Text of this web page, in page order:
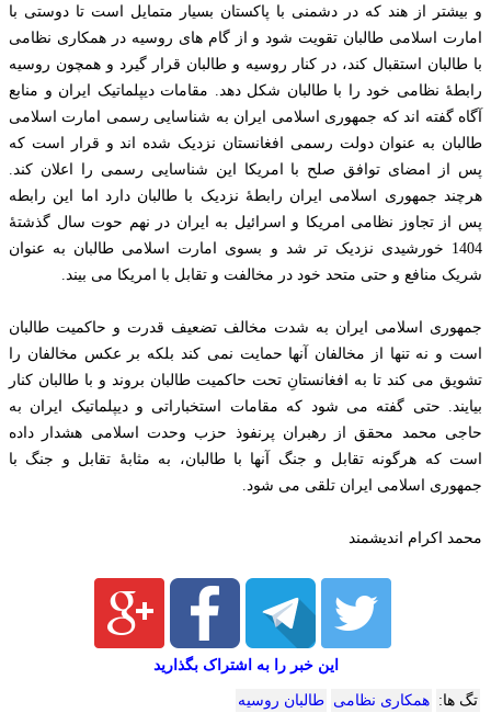
و بیشتر از هند که در دشمنی با پاکستان بسیار متمایل است تا دوستی با
امارت اسلامی طالبان تقویت شود و از گام های روسیه در همکاری نظامی
با طالبان استقبال کند، در کنار روسیه و طالبان قرار گیرد و همچون روسیه
رابطۀ نظامی خود را با طالبان شکل دهد. مقامات دیپلماتیک ایران و منابع
آگاه گفته اند که جمهوری اسلامی ایران به شناسایی رسمی امارت اسلامی
طالبان به عنوان دولت رسمی افغانستان نزدیک شده اند و قرار است که
پس از امضای توافق صلح با امریکا این شناسایی رسمی را اعلان کند.
هرچند جمهوری اسلامی ایران رابطۀ نزدیک با طالبان دارد اما این رابطه
پس از تجاوز نظامی امریکا و اسرائیل به ایران در نهم حوت سال گذشتۀ
1404 خورشیدی نزدیک تر شد و بسوی امارت اسلامی طالبان به عنوان
شریک منافع و حتی متحد خود در مخالفت و تقابل با امریکا می بیند.
جمهوری اسلامی ایران به شدت مخالف تضعیف قدرت و حاکمیت طالبان
است و نه تنها از مخالفان آنها حمایت نمی کند بلکه بر عکس مخالفان را
تشویق می کند تا به افغانستانِ تحت حاکمیت طالبان بروند و با طالبان کنار
بیایند. حتی گفته می شود که مقامات استخباراتی و دیپلماتیک ایران به
حاجی محمد محقق از رهبران پرنفوذ حزب وحدت اسلامی هشدار داده
است که هرگونه تقابل و جنگ آنها با طالبان، به مثابۀ تقابل و جنگ با
جمهوری اسلامی ایران تلقی می شود.
محمد اکرام اندیشمند
این خبر را به اشتراک بگذارید
تگ ها: همکاری نظامی طالبان روسیه